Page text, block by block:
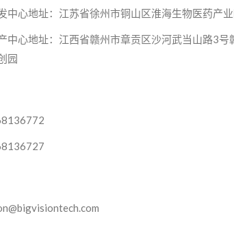
中心地址：江苏省徐州市铜山区淮海生物医药产
中心地址：江西省赣州市章贡区沙河武当山路3号
园